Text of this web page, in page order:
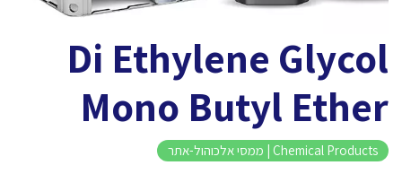
Di Ethylene Glycol
Mono Butyl Ether
Chemical Products | ממסי אלכוהול-אתר